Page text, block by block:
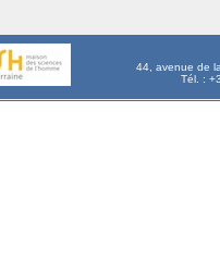
44, avenue de
Tél. :